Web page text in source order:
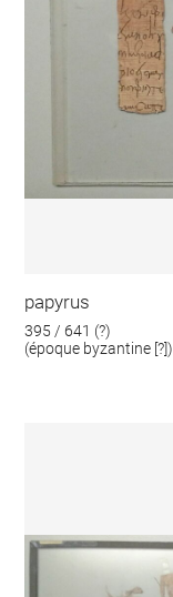
papyrus
395 / 641 (?)
(époque byzantine [?])